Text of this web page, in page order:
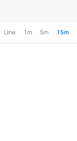
Line 1m 5m 15m